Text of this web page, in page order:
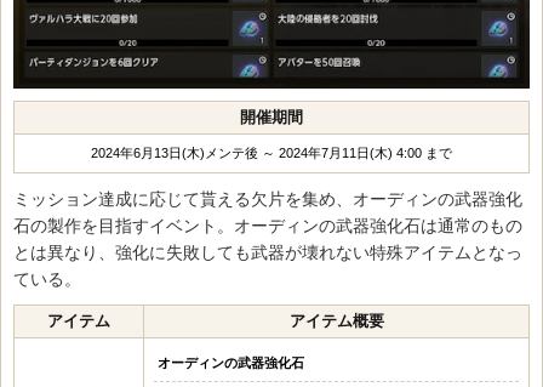
開催期間
2024年6月13日(木)メンテ後 ～ 2024年7月11日(木) 4:00 まで
ミッション達成に応じて貰える欠片を集め、オーディンの武器強化
石の製作を目指すイベント。オーディンの武器強化石は通常のもの
とは異なり、強化に失敗しても武器が壊れない特殊アイテムとなっ
ている。
アイテム アイテム概要
オーディンの武器強化石